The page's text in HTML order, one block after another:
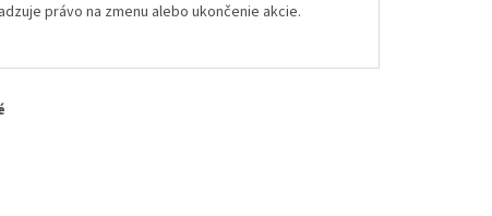
právo na zmenu alebo ukončenie akcie.